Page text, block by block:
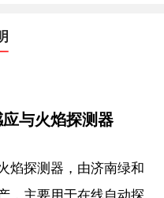
与火焰探测器
焰探测器，由济南绿和